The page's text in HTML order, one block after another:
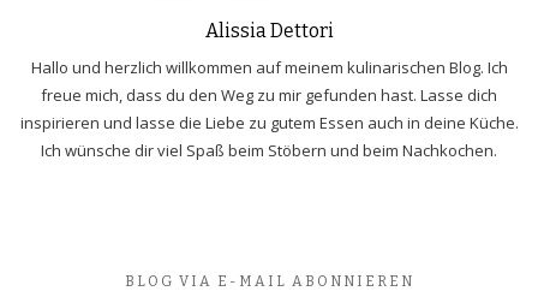
Alissia Dettori
Hallo und herzlich willkommen auf meinem kulinarischen Blog. Ich
freue mich, dass du den Weg zu mir gefunden hast. Lasse dich
inspirieren und lasse die Liebe zu gutem Essen auch in deine Küche.
Ich wünsche dir viel Spaß beim Stöbern und beim Nachkochen.
BLOG VIA E-MAIL ABONNIEREN